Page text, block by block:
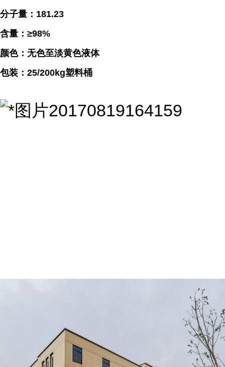
分子量：181.23
含量：≥98%
颜色：无色至淡黄色液体
包装：25/200kg塑料桶